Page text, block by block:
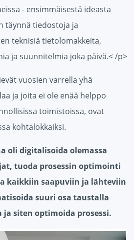
- ensimmäisestä ideasta
täynnä tiedostoja ja
teknisiä tietolomakkeita,
ja suunnitelmia joka päivä.< /p>
vuosien varrella yhä
ja joita ei ole enää helppo
toimistoissa, ovat
kohtalokkaiksi.
oli digitalisoida olemassa
tuoda prosessin optimointi
kaikkiin saapuviin ja lähteviin
suuri osa taustalla
ja siten optimoida prosessi.